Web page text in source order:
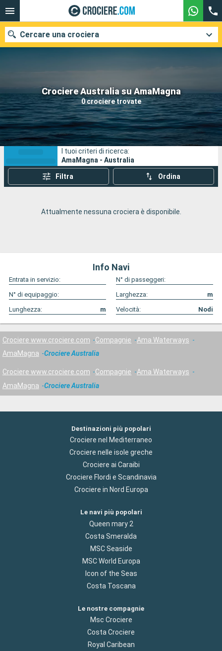
Crociere Australia su AmaMagna
0 crociere trovate
Cercare una crociera
Le nostre destinazioni
Mesi di partenza
Porti Compagnie
Ricerca
I tuoi criteri di ricerca:
AmaMagna - Australia
Filtra Ordina
Attualmente nessuna crociera è disponibile.
Info Navi
Entrata in servizio:
N° di passeggeri:
N° di equipaggio:
Larghezza:
m
Lunghezza:
m Velocità: Nodi
Crociere www.crociere.com Compagnie
Ama Waterways
AmaMagna
Crociere Australia
Crociere www.crociere.com Compagnie
Ama Waterways
AmaMagna
Crociere Australia
Destinazioni più popolari
Crociere nel Mediterraneo
Crociere nelle isole greche
Crociere ai Caraibi
Crociere Flordi e Scandinavia
Crociere in Nord Europa
Le navi più popolari
Queen mary 2
Costa Smeralda
MSC Seaside
MSC World Europa
Icon of the Seas
Costa Toscana
Le nostre compagnie
Msc Crociere
Costa Crociere
Royal Caribean